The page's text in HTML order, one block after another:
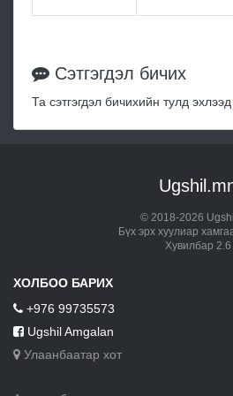
Сэтгэгдэл бичих
Та сэтгэгдэл бичихийн тулд эхлээд
© 2018-2026
Бүх эрх хуулиар
Хувилбар 2.6
ХОЛБОО БАРИХ
+976 99735573
Ugshil Amgalan
Улаанбаатар хот